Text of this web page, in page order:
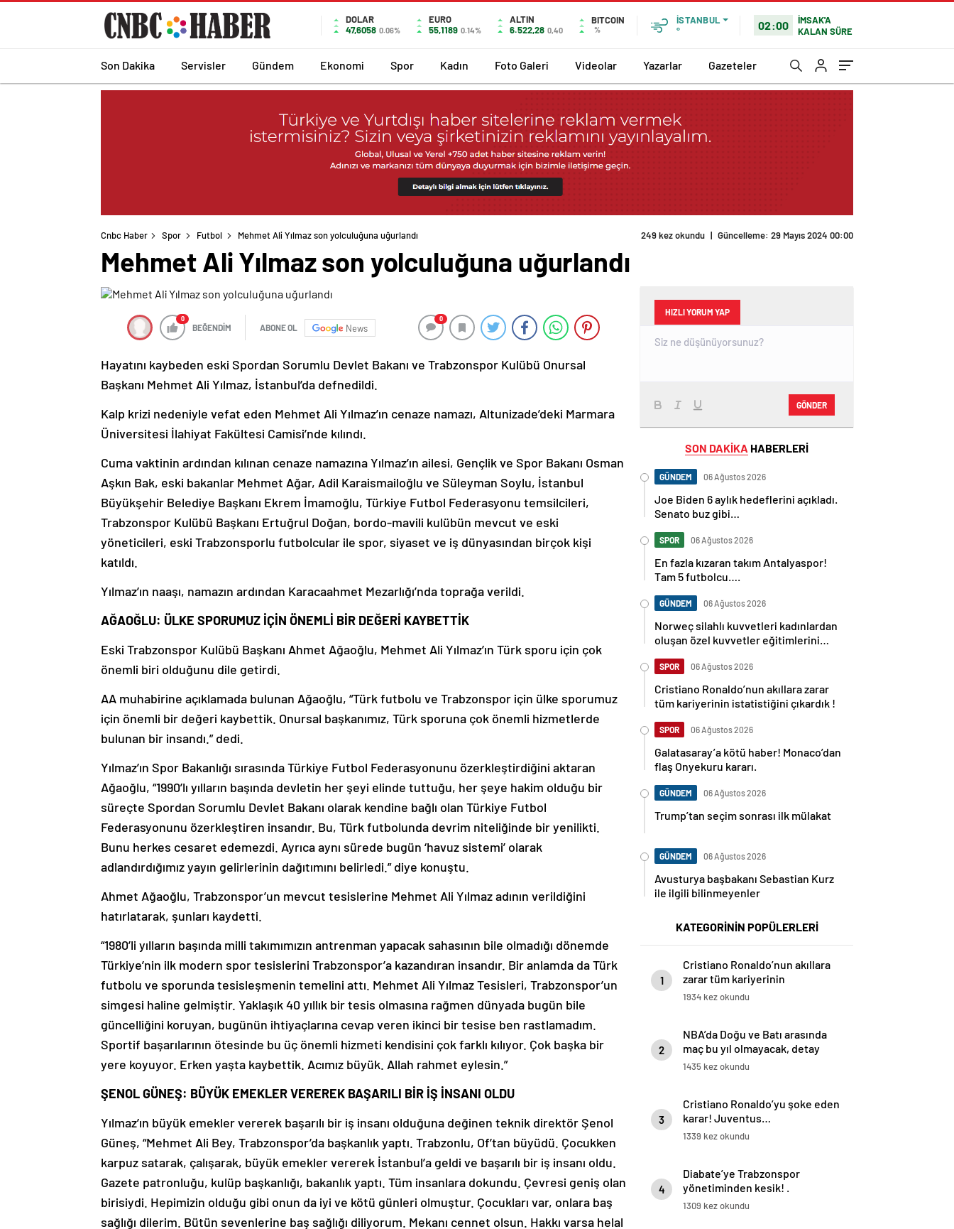
DOLAR
47,6058 0.06%
EURO
55,1189 0.14%
ALTIN
6.522,28 0,40
BITCOIN
%
İSTANBUL
°
02:00
İMSAK'A
KALAN SÜRE
Son Dakika Servisler Gündem Ekonomi Spor Kadın Foto Galeri Videolar Yazarlar Gazeteler
Cnbc Haber Spor Futbol Mehmet Ali Yılmaz son yolculuğuna uğurlandı 249 kez okundu | Güncelleme: 29 Mayıs 2024 00:00
Mehmet Ali Yılmaz son yolculuğuna uğurlandı
0
BEĞENDİM ABONE OL News
0
Hayatını kaybeden eski Spordan Sorumlu Devlet Bakanı ve Trabzonspor Kulübü Onursal
Başkanı Mehmet Ali Yılmaz, İstanbul’da defnedildi.
Kalp krizi nedeniyle vefat eden Mehmet Ali Yılmaz’ın cenaze namazı, Altunizade’deki Marmara
Üniversitesi İlahiyat Fakültesi Camisi’nde kılındı.
Cuma vaktinin ardından kılınan cenaze namazına Yılmaz’ın ailesi, Gençlik ve Spor Bakanı Osman
Aşkın Bak, eski bakanlar Mehmet Ağar, Adil Karaismailoğlu ve Süleyman Soylu, İstanbul
Büyükşehir Belediye Başkanı Ekrem İmamoğlu, Türkiye Futbol Federasyonu temsilcileri,
Trabzonspor Kulübü Başkanı Ertuğrul Doğan, bordo-mavili kulübün mevcut ve eski
yöneticileri, eski Trabzonsporlu futbolcular ile spor, siyaset ve iş dünyasından birçok kişi
katıldı.
Yılmaz’ın naaşı, namazın ardından Karacaahmet Mezarlığı’nda toprağa verildi.
AĞAOĞLU: ÜLKE SPORUMUZ İÇİN ÖNEMLİ BİR DEĞERİ KAYBETTİK
Eski Trabzonspor Kulübü Başkanı Ahmet Ağaoğlu, Mehmet Ali Yılmaz’ın Türk sporu için çok
önemli biri olduğunu dile getirdi.
AA muhabirine açıklamada bulunan Ağaoğlu, “Türk futbolu ve Trabzonspor için ülke sporumuz
için önemli bir değeri kaybettik. Onursal başkanımız, Türk sporuna çok önemli hizmetlerde
bulunan bir insandı.” dedi.
Yılmaz’ın Spor Bakanlığı sırasında Türkiye Futbol Federasyonunu özerkleştirdiğini aktaran
Ağaoğlu, “1990’lı yılların başında devletin her şeyi elinde tuttuğu, her şeye hakim olduğu bir
süreçte Spordan Sorumlu Devlet Bakanı olarak kendine bağlı olan Türkiye Futbol
Federasyonunu özerkleştiren insandır. Bu, Türk futbolunda devrim niteliğinde bir yenilikti.
Bunu herkes cesaret edemezdi. Ayrıca aynı sürede bugün ‘havuz sistemi’ olarak
adlandırdığımız yayın gelirlerinin dağıtımını belirledi.” diye konuştu.
Ahmet Ağaoğlu, Trabzonspor’un mevcut tesislerine Mehmet Ali Yılmaz adının verildiğini
hatırlatarak, şunları kaydetti.
“1980’li yılların başında milli takımımızın antrenman yapacak sahasının bile olmadığı dönemde
Türkiye’nin ilk modern spor tesislerini Trabzonspor’a kazandıran insandır. Bir anlamda da Türk
futbolu ve sporunda tesisleşmenin temelini attı. Mehmet Ali Yılmaz Tesisleri, Trabzonspor’un
simgesi haline gelmiştir. Yaklaşık 40 yıllık bir tesis olmasına rağmen dünyada bugün bile
güncelliğini koruyan, bugünün ihtiyaçlarına cevap veren ikinci bir tesise ben rastlamadım.
Sportif başarılarının ötesinde bu üç önemli hizmeti kendisini çok farklı kılıyor. Çok başka bir
yere koyuyor. Erken yaşta kaybettik. Acımız büyük. Allah rahmet eylesin.”
ŞENOL GÜNEŞ: BÜYÜK EMEKLER VEREREK BAŞARILI BİR İŞ İNSANI OLDU
Yılmaz’ın büyük emekler vererek başarılı bir iş insanı olduğuna değinen teknik direktör Şenol
Güneş, “Mehmet Ali Bey, Trabzonspor’da başkanlık yaptı. Trabzonlu, Of’tan büyüdü. Çocukken
karpuz satarak, çalışarak, büyük emekler vererek İstanbul’a geldi ve başarılı bir iş insanı oldu.
Gazete patronluğu, kulüp başkanlığı, bakanlık yaptı. Tüm insanlara dokundu. Çevresi geniş olan
birisiydi. Hepimizin olduğu gibi onun da iyi ve kötü günleri olmuştur. Çocukları var, onlara baş
sağlığı dilerim. Bütün sevenlerine baş sağlığı diliyorum. Mekanı cennet olsun. Hakkı varsa helal
HIZLI YORUM YAP
GÖNDER
SON DAKİKA HABERLERİ
GÜNDEM 06 Ağustos 2026
Joe Biden 6 aylık hedeflerini açıkladı.
Senato buz gibi…
SPOR 06 Ağustos 2026
En fazla kızaran takım Antalyaspor!
Tam 5 futbolcu….
GÜNDEM 06 Ağustos 2026
Norweç silahlı kuvvetleri kadınlardan
oluşan özel kuvvetler eğitimlerini
SPOR 06 Ağustos 2026
Cristiano Ronaldo’nun akıllara zarar
tüm kariyerinin istatistiğini çıkardık !
SPOR 06 Ağustos 2026
Galatasaray’a kötü haber! Monaco’dan
flaş Onyekuru kararı.
GÜNDEM 06 Ağustos 2026
Trump’tan seçim sonrası ilk mülakat
GÜNDEM 06 Ağustos 2026
Avusturya başbakanı Sebastian Kurz
ile ilgili bilinmeyenler
KATEGORİNİN POPÜLERLERİ
1
Cristiano Ronaldo’nun akıllara
zarar tüm kariyerinin
istatistiğini çıkardık !
1934 kez okundu
2
NBA’da Doğu ve Batı arasında
maç bu yıl olmayacak, detay
haberimizde.
1435 kez okundu
3
Cristiano Ronaldo’yu şoke eden
karar! Juventus…
1339 kez okundu
4
Diabate’ye Trabzonspor
yönetiminden kesik! .
1309 kez okundu